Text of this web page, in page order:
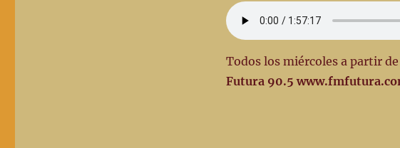
Todos los miércoles a partir
Futura 90.5